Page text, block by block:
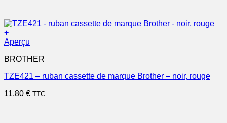
+
Aperçu
BROTHER
TZE421 – ruban cassette de marque Brother – noir, rouge
11,80 € TTC